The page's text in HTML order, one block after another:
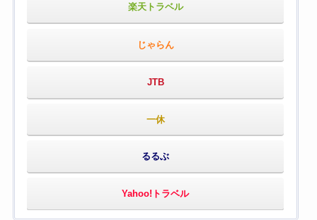
楽天トラベル
じゃらん
JTB
一休
るるぶ
Yahoo!トラベル